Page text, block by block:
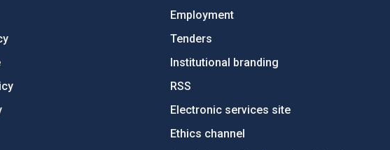
Employment
Tenders
Institutional branding
RSS
Electronic services site
Ethics channel